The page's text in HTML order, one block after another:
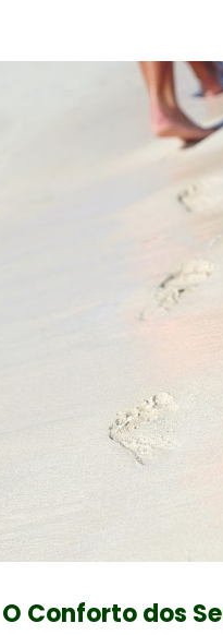
O Conforto dos